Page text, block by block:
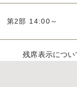
第2部 14:00～
残席表示につ